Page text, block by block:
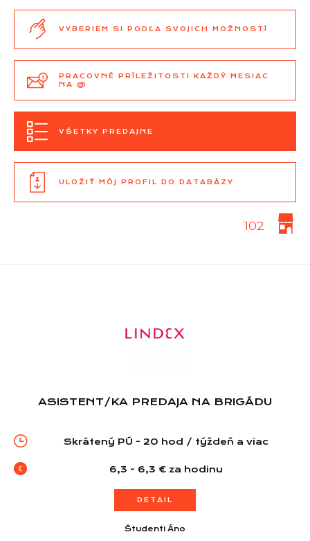
Zoznam NC
Informácie
VYBERIEM SI PODĽA SVOJICH MOŽNOSTÍ
PRACOVNÉ PRÍLEŽITOSTI KAŽDÝ MESIAC
NA @
VŠETKY PREDAJNE
ULOŽIŤ MÔJ PROFIL DO DATABÁZY
102
ASISTENT/KA PREDAJA NA BRIGÁDU
Skrátený PÚ - 20 hod / týždeň a viac
6,3 - 6,3 € za hodinu
DETAIL
Študenti Áno